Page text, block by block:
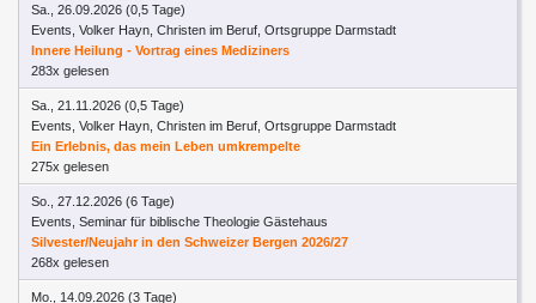
Sa., 26.09.2026 (0,5 Tage)
Events, Volker Hayn, Christen im Beruf, Ortsgruppe Darmstadt
Innere Heilung - Vortrag eines Mediziners
283x gelesen
Sa., 21.11.2026 (0,5 Tage)
Events, Volker Hayn, Christen im Beruf, Ortsgruppe Darmstadt
Ein Erlebnis, das mein Leben umkrempelte
275x gelesen
So., 27.12.2026 (6 Tage)
Events, Seminar für biblische Theologie Gästehaus
Silvester/Neujahr in den Schweizer Bergen 2026/27
268x gelesen
Mo., 14.09.2026 (3 Tage)